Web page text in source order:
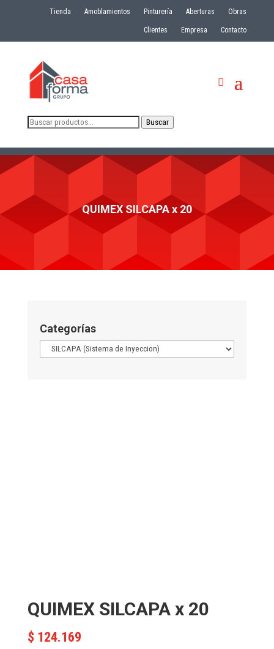
Tienda Amoblamientos Pinturería Aberturas Obras
Clientes Empresa Contacto
Buscar
Buscar
QUIMEX SILCAPA x 20
Categorías
QUIMEX SILCAPA x 20
$ 124.169